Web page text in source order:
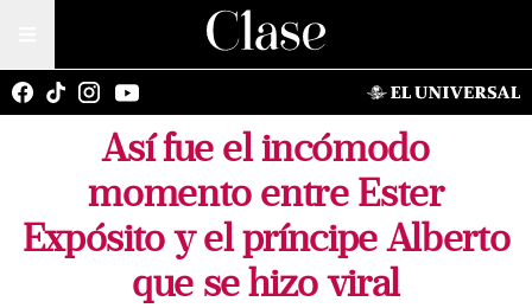
Así fue el incómodo
momento entre Ester
Expósito y el príncipe Alberto
que se hizo viral